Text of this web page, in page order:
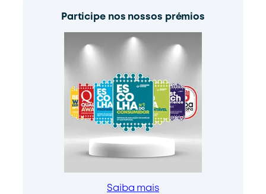
Participe nos nossos prémios
Saiba mais